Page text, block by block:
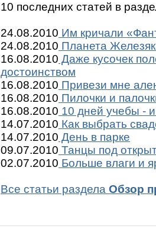
10 последних статей в
24.08.2010 Им кричали
24.08.2010 Планета
16.08.2010 Даже кусочек
достоинством
16.08.2010 Привези мне
16.08.2010 Пилочки и
16.08.2010 10 дней учебы -
14.07.2010 Как выбрать
14.07.2010 День в парке
09.07.2010 Танцы под
02.07.2010 Больше влаги и
Все статьи раздела Обзор